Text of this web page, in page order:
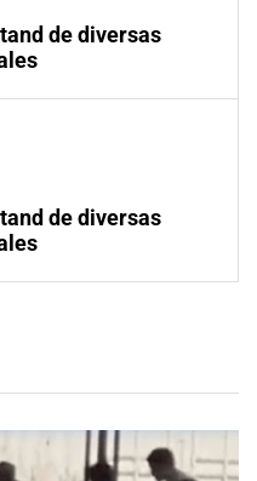
de diversas
de diversas